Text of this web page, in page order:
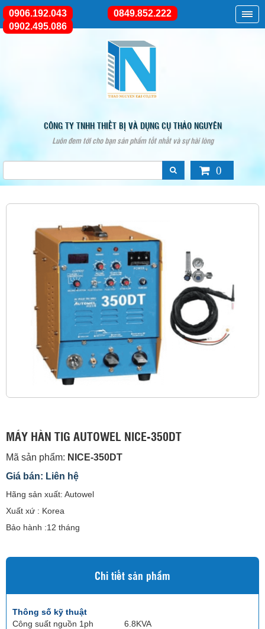
CÔNG TY TNHH THIẾT BỊ VÀ DỤNG CỤ THẢO NGUYÊN
Luôn đem tới cho bạn sản phẩm tốt nhất và sự hài lòng
0906.192.043
0849.852.222
0902.495.086
0
MÁY HÀN TIG AUTOWEL NICE-350DT
Mã sản phẩm: NICE-350DT
Giá bán: Liên hệ
Hãng sản xuất: Autowel
Xuất xứ : Korea
Bảo hành :12 tháng
Chi tiết sản phẩm
Thông số kỹ thuật
Công suất nguồn 1ph 6.8KVA